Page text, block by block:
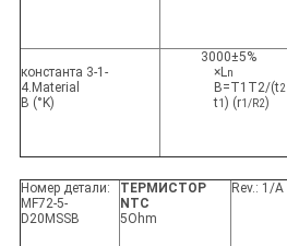
константа 3-1-
4.Material
B (°K)
3000±5%
×Ln
B=T1T2/(t2
t1 ) (r1/R2)
Номер детали:
MF72-5-
D20MSSB
ТЕРМИСТОР
NTC
5Ohm
Rev.: 1/A